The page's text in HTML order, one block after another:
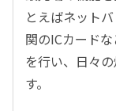
とえばネット
関のICカード
を行い、日々
す。